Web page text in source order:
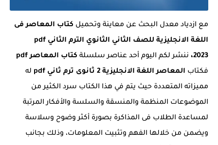
مع ازدياد معدل البحث عن معاينة وتحميل كتاب المعاصر فى
اللغة الانجليزية للصف الثاني الثانوي الترم الثاني pdf
2023،
ننشر لكم اليوم أحد عناصر سلسلة كتاب المعاصر pdf
فكتاب المعاصر اللغة الانجليزية 2 ثانوى ترم ثاني pdf
له
مميزاته المتعددة حيث يتم في هذا الكتاب سرد الكثير من
الموضوعات المنظمة والمنسقة والسلسة والأفكار المرتبة
لمساعدة الطلاب فى المذاكرة بصورة أكثر وضوح وسلاسة
ويضمن من خلالها الفهم وتثبيت المعلومات، وذلك بجانب